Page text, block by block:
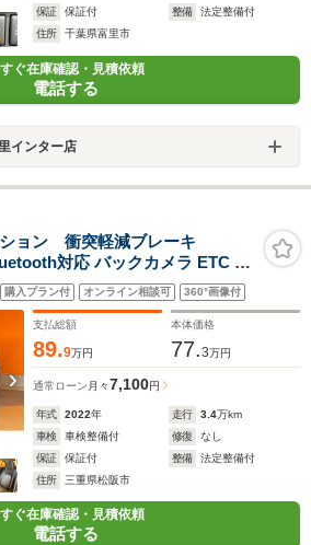
保証
保証付 整備
法定整備付
住所
千葉県富里市
ぐ在庫確認・見積依頼
電話する
インター店
ョン 衝突軽減ブレーキ
対応 バックカメラ ETC ス
ート アイドリングストップ 電動
ライトレベライザー オートラ
購入プラン付 オンライン相談可 360°画像付
支払総額
89.9万円
本体価格
77.3万円
通常ローン 月々7,100円
年式 2022年 走行 3.4万km
車検
車検整備付 修復
なし
保証
保証付 整備
法定整備付
住所
三重県松阪市
ぐ在庫確認・見積依頼
電話する